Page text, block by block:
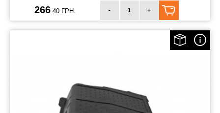
266.40 ГРН. - +